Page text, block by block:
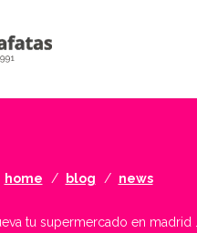
home blog news
tu supermercado en madrid ...